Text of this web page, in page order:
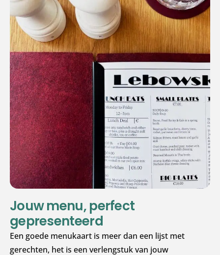
Jouw menu, perfect
gepresenteerd
Een goede menukaart is meer dan een lijst met
gerechten, het is een verlengstuk van jouw